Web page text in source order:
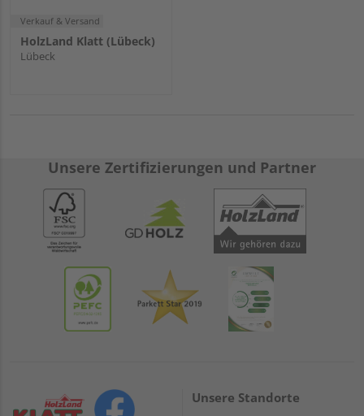
Verkauf & Versand
HolzLand Klatt (Lübeck)
Lübeck
Unsere Zertifizierungen und Partner
Unsere Standorte